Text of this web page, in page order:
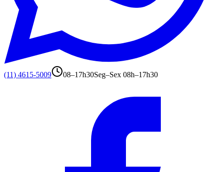
(11) 4615-5009 08–17h30Seg–Sex 08h–17h30